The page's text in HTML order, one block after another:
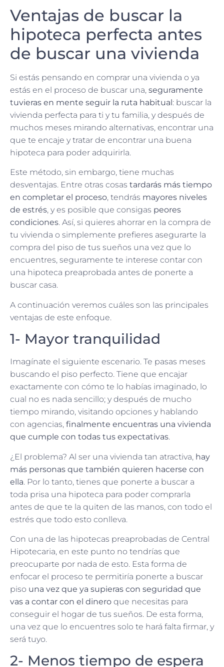
Ventajas de buscar la
hipoteca perfecta antes
de buscar una vivienda
Si estás pensando en comprar una vivienda o ya
estás en el proceso de buscar una, seguramente
tuvieras en mente seguir la ruta habitual: buscar la
vivienda perfecta para ti y tu familia, y después de
muchos meses mirando alternativas, encontrar una
que te encaje y tratar de encontrar una buena
hipoteca para poder adquirirla.
Este método, sin embargo, tiene muchas
desventajas. Entre otras cosas tardarás más tiempo
en completar el proceso, tendrás mayores niveles
de estrés, y es posible que consigas peores
condiciones. Así, si quieres ahorrar en la compra de
tu vivienda o simplemente prefieres asegurarte la
compra del piso de tus sueños una vez que lo
encuentres, seguramente te interese contar con
una hipoteca preaprobada antes de ponerte a
buscar casa.
A continuación veremos cuáles son las principales
ventajas de este enfoque.
1- Mayor tranquilidad
Imagínate el siguiente escenario. Te pasas meses
buscando el piso perfecto. Tiene que encajar
exactamente con cómo te lo habías imaginado, lo
cual no es nada sencillo; y después de mucho
tiempo mirando, visitando opciones y hablando
con agencias, finalmente encuentras una vivienda
que cumple con todas tus expectativas.
¿El problema? Al ser una vivienda tan atractiva, hay
más personas que también quieren hacerse con
ella. Por lo tanto, tienes que ponerte a buscar a
toda prisa una hipoteca para poder comprarla
antes de que te la quiten de las manos, con todo el
estrés que todo esto conlleva.
Con una de las hipotecas preaprobadas de Central
Hipotecaria, en este punto no tendrías que
preocuparte por nada de esto. Esta forma de
enfocar el proceso te permitiría ponerte a buscar
piso una vez que ya supieras con seguridad que
vas a contar con el dinero que necesitas para
conseguir el hogar de tus sueños. De esta forma,
una vez que lo encuentres solo te hará falta firmar, y
será tuyo.
2- Menos tiempo de espera